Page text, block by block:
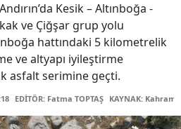
Kesik – Altınboğa -
ve Çiğşar grup yolu
hattındaki 5 kilometrelik
ve altyapı iyileştirme
asfalt serimine geçti.
EDİTÖR: Fatma TOPTAŞ KAYNAK: